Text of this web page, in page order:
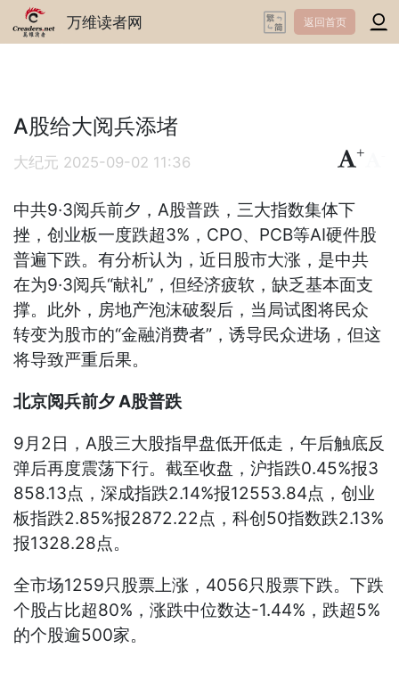
万维读者网 返回首页
A股给大阅兵添堵
大纪元 2025-09-02 11:36
+
中共9·3阅兵前夕，A股普跌，三大指数集体下
挫，创业板一度跌超3%，CPO、PCB等AI硬件股
普遍下跌。有分析认为，近日股市大涨，是中共
在为9·3阅兵“献礼”，但经济疲软，缺乏基本面支
撑。此外，房地产泡沫破裂后，当局试图将民众
转变为股市的“金融消费者”，诱导民众进场，但这
将导致严重后果。
北京阅兵前夕 A股普跌
9月2日，A股三大股指早盘低开低走，午后触底反
弹后再度震荡下行。截至收盘，沪指跌0.45%报3
858.13点，深成指跌2.14%报12553.84点，创业
板指跌2.85%报2872.22点，科创50指数跌2.13%
报1328.28点。
全市场1259只股票上涨，4056只股票下跌。下跌
个股占比超80%，涨跌中位数达-1.44%，跌超5%
的个股逾500家。